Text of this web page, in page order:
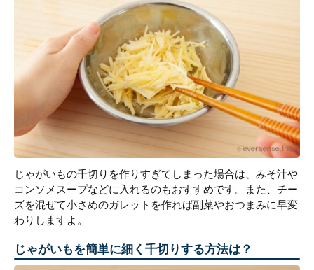
じゃがいもの千切りを作りすぎてしまった場合は、みそ汁や
コンソメスープなどに入れるのもおすすめです。また、チー
ズを混ぜて小さめのガレットを作れば副菜やおつまみに早変
わりしますよ。
じゃがいもを簡単に細く千切りする方法は？